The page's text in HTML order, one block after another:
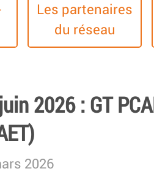
Les partenaires
du réseau
2026 : GT
2026